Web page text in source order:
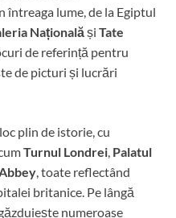
lume, de la Egiptul
Naționalăși Tate
de referință pentru
de picturi și lucrări
plin de istorie, cu
Turnul Londrei, Palatul
, toate reflectând
britanice. Pe lângă
numeroase